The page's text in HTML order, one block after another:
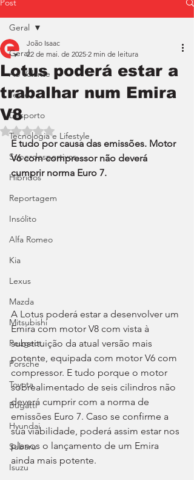
Post
Geral
Ao Volante
Teste
Desporto
Tecnologia e Lifestyle
Superdesportivos
Híbridos
Reportagem
Insólito
Alfa Romeo
Kia
Lexus
Mazda
Mitsubishi
Peugeot
Porsche
Toyota
Bugatti
Hyundai
Subaru
Isuzu
Geral
Lotus poderá estar a
trabalhar num Emira
V8
João Isaac
22 de mai. de 2025 2 min de leitura
Avaliado com NaN de 5 estrelas.
E tudo por causa das emissões. Motor
V6 com compressor não deverá
cumprir norma Euro 7.
A Lotus poderá estar a desenvolver um
Emira com motor V8 com vista à
substituição da atual versão mais
potente, equipada com motor V6 com
compressor. E tudo porque o motor
sobrealimentado de seis cilindros não
deverá cumprir com a norma de
emissões Euro 7. Caso se confirme a
sua viabilidade, poderá assim estar nos
planos o lançamento de um Emira
ainda mais potente.